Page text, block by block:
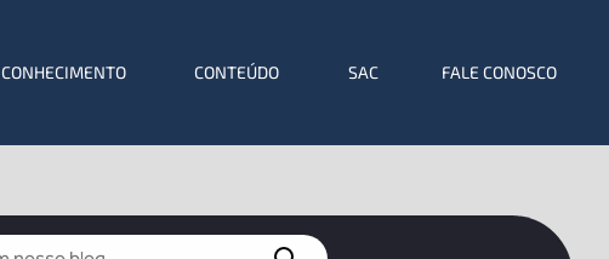
CONHECIMENTO CONTEÚDO SAC FALE CONOSCO